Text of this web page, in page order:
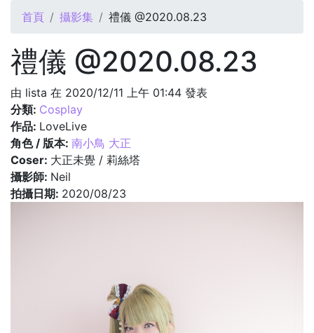
您在這裡
首頁 攝影集 禮儀 @2020.08.23
禮儀 @2020.08.23
由 lista 在 2020/12/11 上午 01:44 發表
分類: Cosplay
作品: LoveLive
角色 / 版本: 南小鳥 大正
Coser: 大正未覺 / 莉絲塔
攝影師: Neil
拍攝日期: 2020/08/23